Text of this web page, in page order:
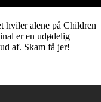
hviler alene på Children
er en udødelig
af. Skam få jer!